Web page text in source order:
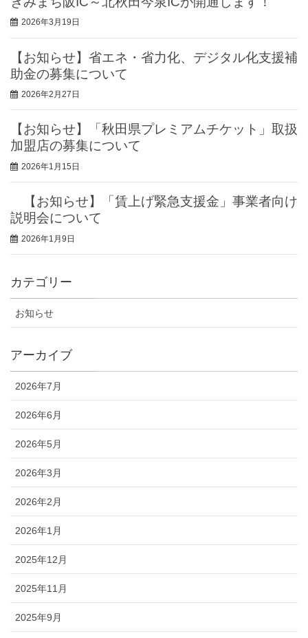
2026年3月19日
【お知らせ】省エネ・省力化、デジタル化支援補
助金の募集について
2026年2月27日
【お知らせ】「秋田県プレミアムチケット」取扱
加盟店の募集について
2026年1月15日
【お知らせ】「賃上げ緊急支援金」事業者向け
説明会について
2026年1月9日
カテゴリー
お知らせ
アーカイブ
2026年7月
2026年6月
2026年5月
2026年3月
2026年2月
2026年1月
2025年12月
2025年11月
2025年9月